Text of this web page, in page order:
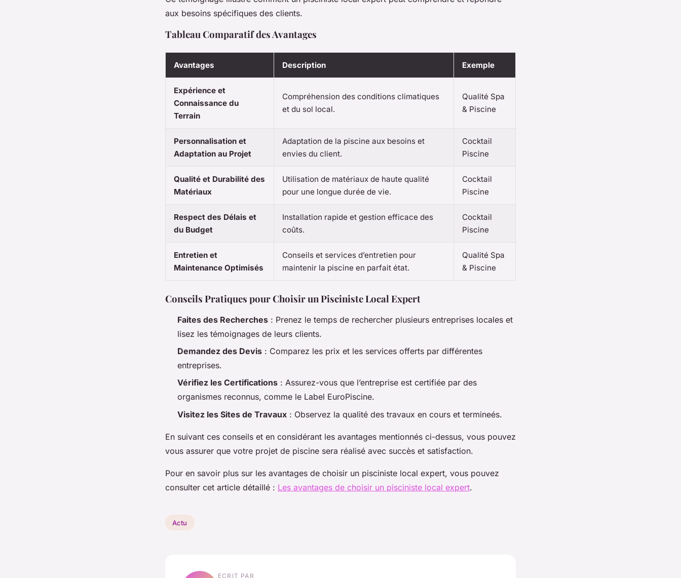
aux besoins spécifiques des clients.
Tableau Comparatif des Avantages
Avantages Description Exemple
Expérience et
Connaissance du
Terrain
Compréhension des conditions climatiques
et du sol local.
Qualité Spa
& Piscine
Personnalisation et
Adaptation au Projet
Adaptation de la piscine aux besoins et
envies du client.
Cocktail
Piscine
Qualité et Durabilité des
Matériaux
Utilisation de matériaux de haute qualité
pour une longue durée de vie.
Cocktail
Piscine
Respect des Délais et
du Budget
Installation rapide et gestion efficace des
coûts.
Cocktail
Piscine
Entretien et
Maintenance Optimisés
Conseils et services d’entretien pour
maintenir la piscine en parfait état.
Qualité Spa
& Piscine
Conseils Pratiques pour Choisir un Pisciniste Local Expert
Faites des Recherches : Prenez le temps de rechercher plusieurs entreprises locales et
lisez les témoignages de leurs clients.
Demandez des Devis : Comparez les prix et les services offerts par différentes
entreprises.
Vérifiez les Certifications : Assurez-vous que l’entreprise est certifiée par des
organismes reconnus, comme le Label EuroPiscine.
Visitez les Sites de Travaux : Observez la qualité des travaux en cours et termineés.
En suivant ces conseils et en considérant les avantages mentionnés ci-dessus, vous pouvez
vous assurer que votre projet de piscine sera réalisé avec succès et satisfaction.
Pour en savoir plus sur les avantages de choisir un pisciniste local expert, vous pouvez
consulter cet article détaillé : Les avantages de choisir un pisciniste local expert.
Actu
ECRIT PAR